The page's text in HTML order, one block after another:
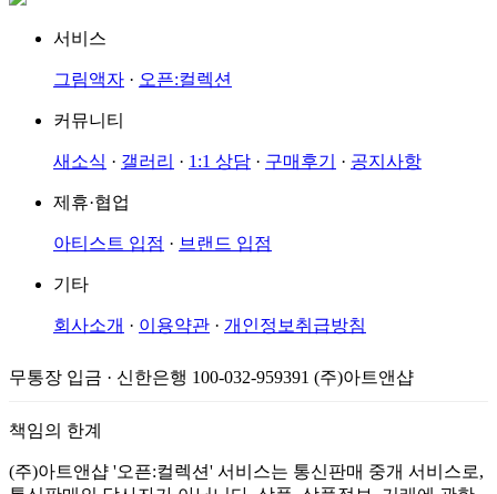
서비스
그림액자 · 오픈:컬렉션
커뮤니티
새소식 · 갤러리 · 1:1 상담 · 구매후기 · 공지사항
제휴·협업
아티스트 입점 · 브랜드 입점
기타
회사소개 · 이용약관 · 개인정보취급방침
무통장 입금 · 신한은행 100-032-959391 (주)아트앤샵
책임의 한계
(주)아트앤샵 '오픈:컬렉션' 서비스는 통신판매 중개 서비스로,